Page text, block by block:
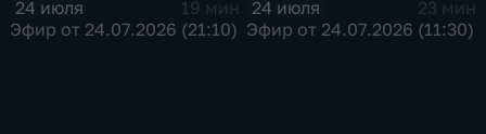
24 июля
19 мин
Эфир от 24.07.2026 (21:10)
24 июля
23 мин
Эфир от 24.07.2026 (11:30)